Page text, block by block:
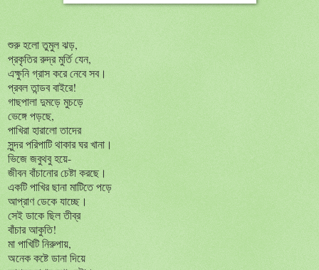
শুরু হলো তুমুল ঝড়,
প্রকৃতির রুদ্র মুর্তি যেন,
এক্ষুনি গ্রাস করে নেবে সব।
প্রবল তান্ডব বাইরে!
গাছপালা দুমড়ে মুচড়ে
ভেঙ্গে পড়ছে,
পাখিরা হারালো তাদের
সুন্দর পরিপাটি থাকার ঘর খানা।
ভিজে জবুথবু হয়ে-
জীবন বাঁচানোর চেষ্টা করছে।
একটি পাখির ছানা মাটিতে পড়ে
আপ্রাণ ডেকে যাচ্ছে।
সেই ডাকে ছিল তীব্র
বাঁচার আকুতি!
মা পাখিটি নিরুপায়,
অনেক কষ্টে ডানা দিয়ে